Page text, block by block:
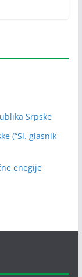
Srpske
(“Sl. glasnik
enegije